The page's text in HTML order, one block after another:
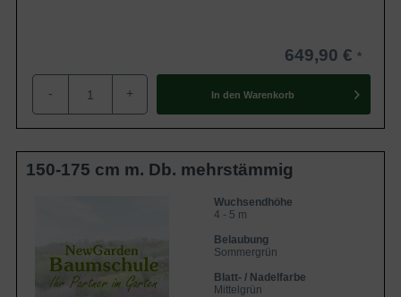
649,90 €
- + In den Warenkorb
150-175 cm m. Db. mehrstämmig
Wuchsendhöhe
4 - 5 m
Belaubung
Sommergrün
Blatt- / Nadelfarbe
Mittelgrün